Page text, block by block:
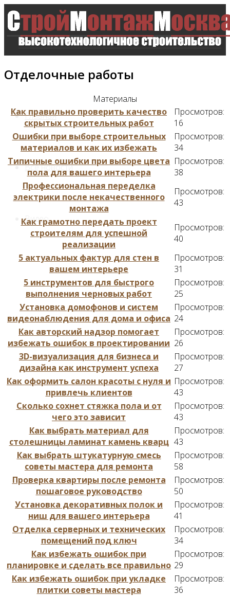
Главная
Все новости
Видео
Отделочные работы
Материалы
Как правильно проверить качество
скрытых строительных работ
Просмотров:
16
Ошибки при выборе строительных
материалов и как их избежать
Просмотров:
34
Типичные ошибки при выборе цвета
пола для вашего интерьера
Просмотров:
38
Профессиональная переделка
электрики после некачественного
монтажа
Просмотров:
43
Как грамотно передать проект
строителям для успешной
реализации
Просмотров:
40
5 актуальных фактур для стен в
вашем интерьере
Просмотров:
31
5 инструментов для быстрого
выполнения черновых работ
Просмотров:
25
Установка домофонов и систем
видеонаблюдения для дома и офиса
Просмотров:
24
Как авторский надзор помогает
избежать ошибок в проектировании
Просмотров:
26
3D-визуализация для бизнеса и
дизайна как инструмент успеха
Просмотров:
27
Как оформить салон красоты с нуля и
привлечь клиентов
Просмотров:
43
Сколько сохнет стяжка пола и от
чего это зависит
Просмотров:
43
Как выбрать материал для
столешницы ламинат камень кварц
Просмотров:
43
Как выбрать штукатурную смесь
советы мастера для ремонта
Просмотров:
58
Проверка квартиры после ремонта
пошаговое руководство
Просмотров:
50
Установка декоративных полок и
ниш для вашего интерьера
Просмотров:
41
Отделка серверных и технических
помещений под ключ
Просмотров:
34
Как избежать ошибок при
планировке и сделать все правильно
Просмотров:
29
Как избежать ошибок при укладке
плитки советы мастера
Просмотров:
36